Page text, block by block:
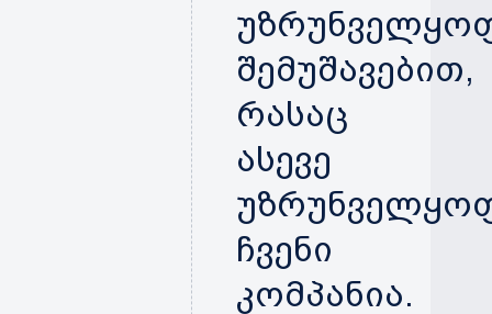
შემუშავებით,
რასაც
ასევე
ჩვენი
კომპანია.